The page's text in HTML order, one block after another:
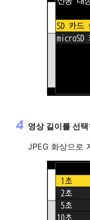
영상 길이를 선
JPEG 화상으로